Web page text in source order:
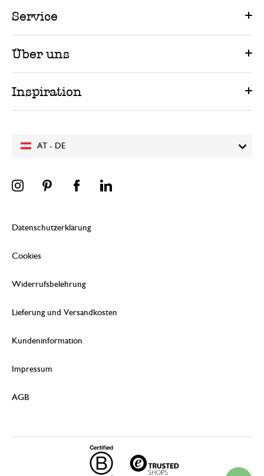
AT - DE
Service
Über uns
Inspiration
Datenschutzerklärung
Cookies
Widerrufsbelehrung
Lieferung und Versandkosten
Kundeninformation
Impressum
AGB